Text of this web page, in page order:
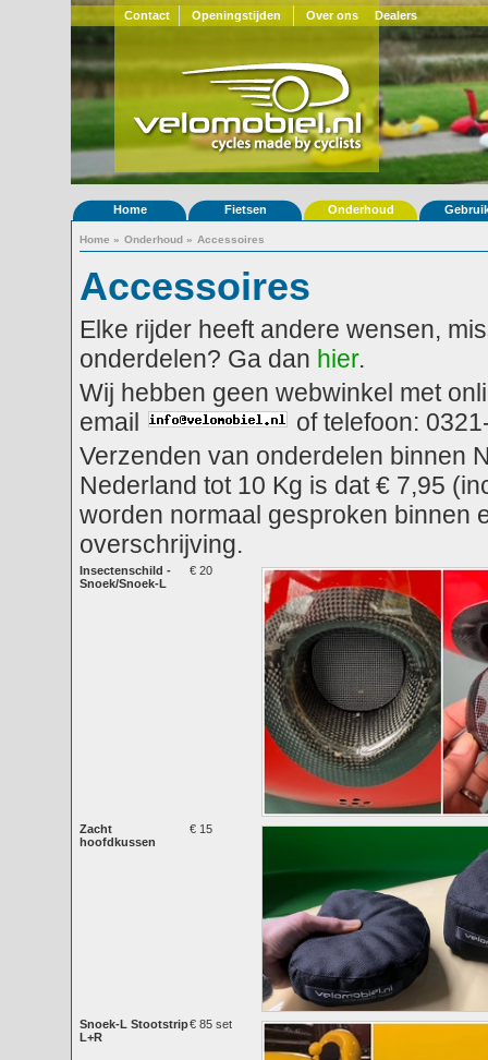
Contact Openingstijden Over ons Dealers
Home Fietsen Onderhoud
Home » Onderhoud » Accessoires
Accessoires
Elke rijder heeft andere wensen,
onderdelen? Ga dan hier.
Wij hebben geen webwinkel met
email
of telefoon:
Verzenden van onderdelen binnen
Nederland tot 10 Kg is dat € 7,95
worden normaal gesproken binnen
overschrijving.
Insectenschild -
Snoek/Snoek-L
€ 20
Zacht
hoofdkussen
€ 15
Snoek-L Stootstrip
L+R
€ 85 set